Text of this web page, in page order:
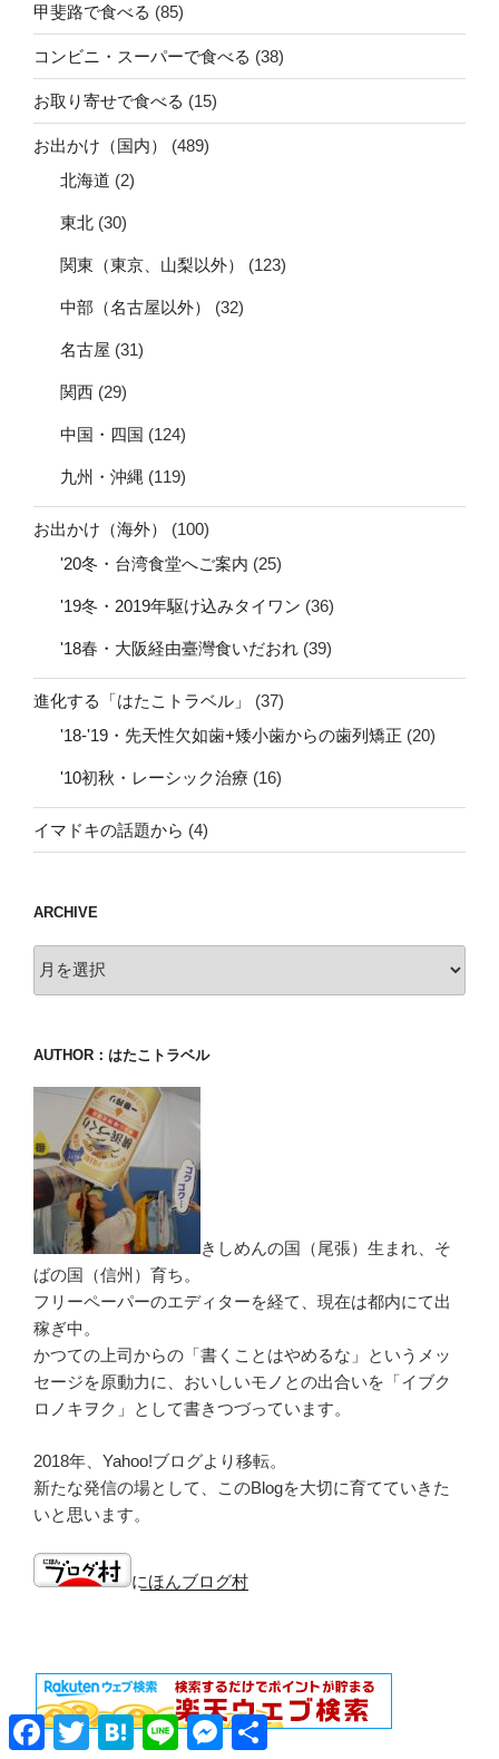
甲斐路で食べる (85)
コンビニ・スーパーで食べる (38)
お取り寄せで食べる (15)
お出かけ（国内）
(489)
北海道 (2)
東北 (30)
関東（東京、山梨以外） (123)
中部（名古屋以外） (32)
名古屋 (31)
関西 (29)
中国・四国 (124)
九州・沖縄 (119)
お出かけ（海外）
(100)
'20冬・台湾食堂へご案内 (25)
'19冬・2019年駆け込みタイワン (36)
'18春・大阪経由臺灣食いだおれ (39)
進化する「はたこトラベル」
(37)
'18-'19・先天性欠如歯+矮小歯からの歯列矯正 (20)
'10初秋・レーシック治療 (16)
イマドキの話題から (4)
ARCHIVE
AUTHOR：はたこトラベル
きしめんの国（尾張）生まれ、そ
ばの国（信州）育ち。
フリーペーパーのエディターを経て、現在は都内にて出
稼ぎ中。
かつての上司からの「書くことはやめるな」というメッ
セージを原動力に、おいしいモノとの出合いを「イブク
ロノキヲク」として書きつづっています。
2018年、Yahoo!ブログより移転。
新たな発信の場として、このBlogを大切に育てていきた
いと思います。
にほんブログ村
Facebook
TwitterHatenaLine Messenger
共